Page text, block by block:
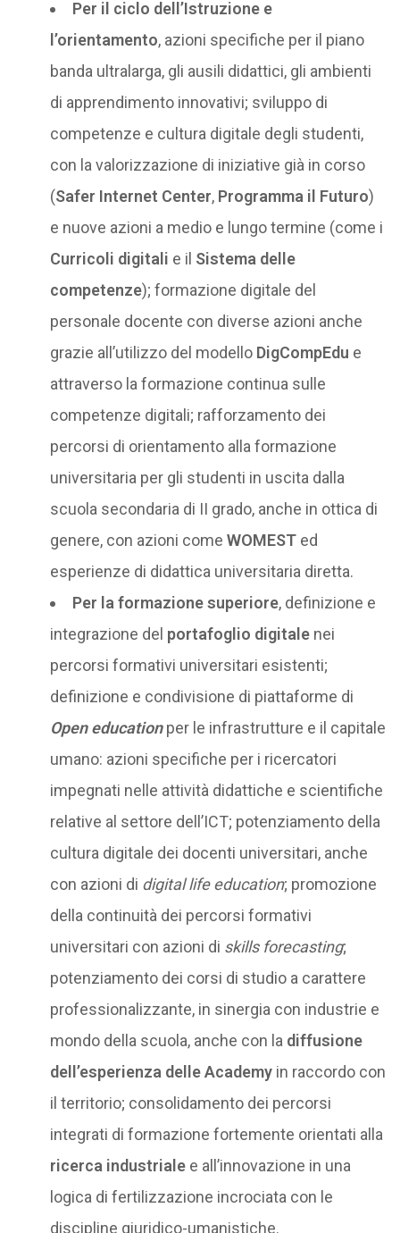
Per il ciclo dell’Istruzione e
l’orientamento, azioni specifiche per il piano
banda ultralarga, gli ausili didattici, gli ambienti
di apprendimento innovativi; sviluppo di
competenze e cultura digitale degli studenti,
con la valorizzazione di iniziative già in corso
(Safer Internet Center, Programma il Futuro)
e nuove azioni a medio e lungo termine (come i
Curricoli digitali e il Sistema delle
competenze); formazione digitale del
personale docente con diverse azioni anche
grazie all’utilizzo del modello DigCompEdu e
attraverso la formazione continua sulle
competenze digitali; rafforzamento dei
percorsi di orientamento alla formazione
universitaria per gli studenti in uscita dalla
scuola secondaria di II grado, anche in ottica di
genere, con azioni come WOMESTed
esperienze di didattica universitaria diretta.
Per la formazione superiore, definizione e
integrazione del portafoglio digitalenei
percorsi formativi universitari esistenti;
definizione e condivisione di piattaforme di
Open educationper le infrastrutture e il capitale
umano: azioni specifiche per i ricercatori
impegnati nelle attività didattiche e scientifiche
relative al settore dell’ICT; potenziamento della
cultura digitale dei docenti universitari, anche
con azioni di digital life education; promozione
della continuità dei percorsi formativi
universitari con azioni di skills forecasting;
potenziamento dei corsi di studio a carattere
professionalizzante, in sinergia con industrie e
mondo della scuola, anche con la diffusione
dell’esperienza delle Academyin raccordo con
il territorio; consolidamento dei percorsi
integrati di formazione fortemente orientati alla
ricerca industrialee all’innovazione in una
logica di fertilizzazione incrociata con le
discipline giuridico-umanistiche.